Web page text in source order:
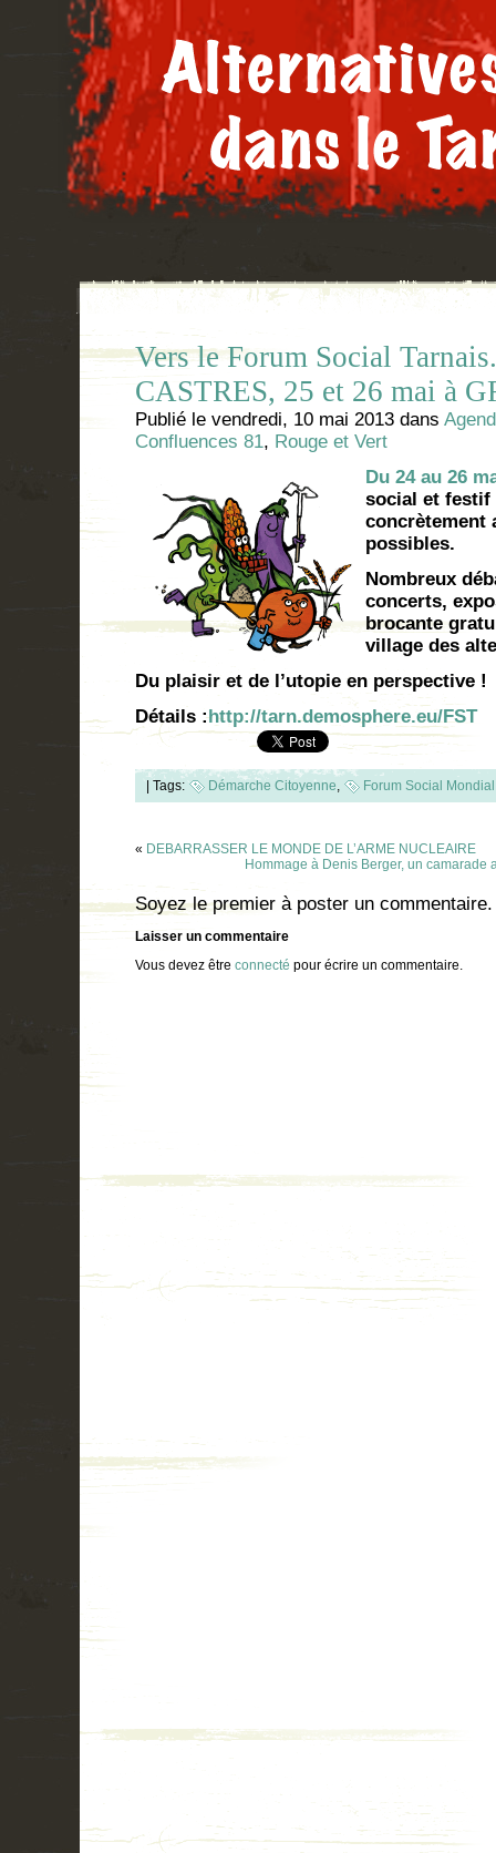
Vers le Forum Social
CASTRES, 25 et 26 mai à
Publié le vendredi, 10 mai 2013 dans
Confluences 81, Rouge et Vert
Du 24 au 26
social et festif
concrètement
possibles.
Nombreux
concerts,
brocante
village des
Du plaisir et de l’utopie en perspective !
Détails :http://tarn.demosphere.eu/FST
Tags: Démarche Citoyenne, Forum Social Mondial
« DEBARRASSER LE MONDE DE L’ARME NUCLEAIRE
Hommage à Denis Berger, un
Soyez le premier à poster un commentaire.
Laisser un commentaire
Vous devez être connecté pour écrire un commentaire.